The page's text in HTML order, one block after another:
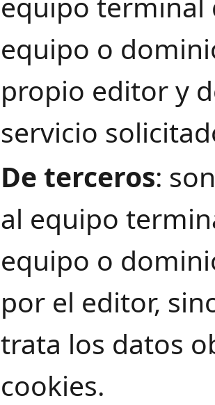
equipo o
propio editor y
servicio
De terceros:
al equipo
equipo o
por el editor,
trata los datos
cookies.